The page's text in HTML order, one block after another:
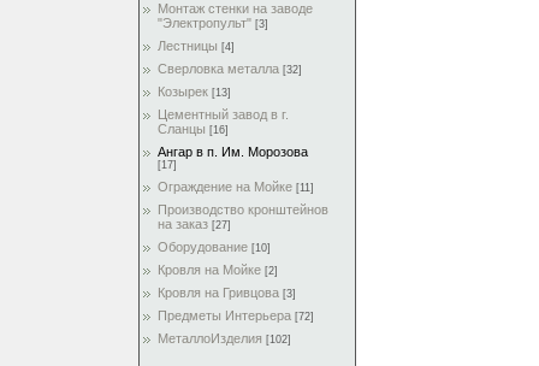
Монтаж стенки на заводе
"Электропульт" [3]
Лестницы [4]
Сверловка металла [32]
Козырек [13]
Цементный завод в г.
Сланцы [16]
Ангар в п. Им. Морозова
[17]
Ограждение на Мойке [11]
Производство кронштейнов
на заказ [27]
Оборудование [10]
Кровля на Мойке [2]
Кровля на Гривцова [3]
Предметы Интерьера [72]
МеталлоИзделия [102]